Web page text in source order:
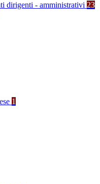
dirigenti - amministrativi 23
1